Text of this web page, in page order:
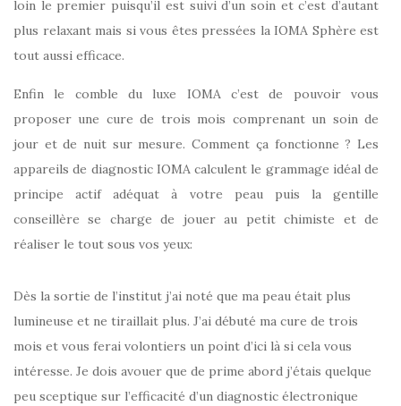
loin le premier puisqu’il est suivi d’un soin et c’est d’autant
plus relaxant mais si vous êtes pressées la IOMA Sphère est
tout aussi efficace.
Enfin le comble du luxe IOMA c’est de pouvoir vous
proposer une cure de trois mois comprenant un soin de
jour et de nuit sur mesure. Comment ça fonctionne ? Les
appareils de diagnostic IOMA calculent le grammage idéal de
principe actif adéquat à votre peau puis la gentille
conseillère se charge de jouer au petit chimiste et de
réaliser le tout sous vos yeux:
Dès la sortie de l’institut j’ai noté que ma peau était plus
lumineuse et ne tiraillait plus. J’ai débuté ma cure de trois
mois et vous ferai volontiers un point d’ici là si cela vous
intéresse. Je dois avouer que de prime abord j’étais quelque
peu sceptique sur l’efficacité d’un diagnostic électronique